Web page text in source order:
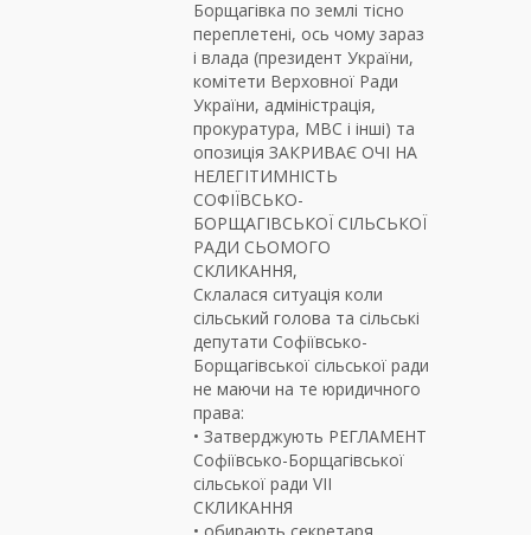
Борщагівка по землі тісно
переплетені, ось чому зараз
і влада (президент України,
комітети Верховної Ради
України, адміністрація,
прокуратура, МВС і інші) та
опозиція ЗАКРИВАЄ ОЧІ НА
НЕЛЕГІТИМНІСТЬ
СОФІЇВСЬКО-
БОРЩАГІВСЬКОЇ СІЛЬСЬКОЇ
РАДИ СЬОМОГО
СКЛИКАННЯ,
Склалася ситуація коли
сільський голова та сільські
депутати Софіївсько-
Борщагівської сільської ради
не маючи на те юридичного
права:
• Затверджують РЕГЛАМЕНТ
Софіївсько-Борщагівської
сільської ради VII
СКЛИКАННЯ